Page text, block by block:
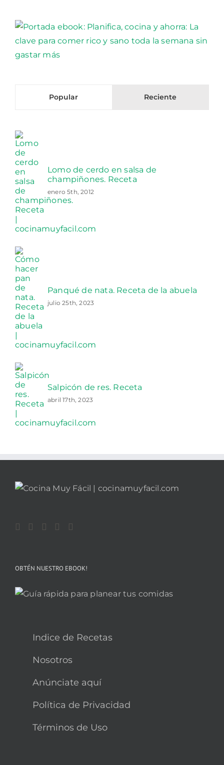
Popular Reciente
Lomo de cerdo en salsa de
champiñones. Receta
enero 5th, 2012
Panqué de nata. Receta de la abuela
julio 25th, 2023
Salpicón de res. Receta
abril 17th, 2023
OBTÉN NUESTRO EBOOK!
Indice de Recetas
Nosotros
Anúnciate aquí
Política de Privacidad
Términos de Uso